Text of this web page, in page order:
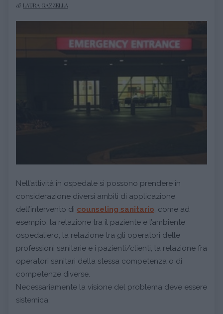
di LAURA GAZZELLA
Nell’attività in ospedale si possono prendere in
considerazione diversi ambiti di applicazione
dell’intervento di counseling sanitario, come ad
esempio: la relazione tra il paziente e l’ambiente
ospedaliero, la relazione tra gli operatori delle
professioni sanitarie e i pazienti/clienti, la relazione fra
operatori sanitari della stessa competenza o di
competenze diverse.
Necessariamente la visione del problema deve essere
sistemica.